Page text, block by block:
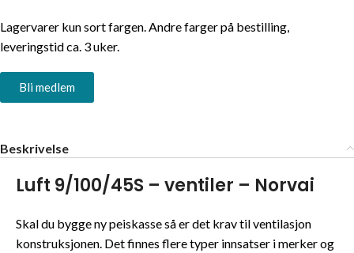
Lagervarer kun sort fargen. Andre farger på bestilling,
leveringstid ca. 3 uker.
Bli medlem
Beskrivelse
Luft 9/100/45S – ventiler – Norvai
Skal du bygge ny peiskasse så er det krav til ventilasjon
konstruksjonen. Det finnes flere typer innsatser i merker og